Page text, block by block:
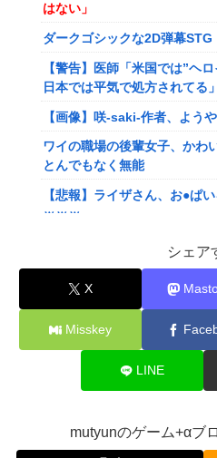
はない」
ダークゴシックな2D弾幕STG
【警告】医師「米国では”ヘ
日本では平気で処方されてる」
【画像】咲-saki-作者、よう
ワイの職場の後輩女子、かわ
とんでもなく無能
【悲報】ライザさん、お●ぱ
ｗｗｗ
【悲報】Z世代「求刑7年のジ
者殺した方が量刑軽かっただ
ぐらんぶる原作最新話、ヤバ
【悲報】ショートスリーパー
【画像】閉店間際の回転ずし
にｗｗｗｗｗ
の謎が解けるWWW
シェア
X
Misskey
LINE
mutyunのゲーム+αブ